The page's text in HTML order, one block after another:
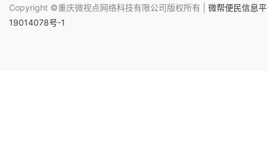
Copyright ©重庆微视点网络科技有限公司版权所有 |
微帮便民信息
19014078号-1